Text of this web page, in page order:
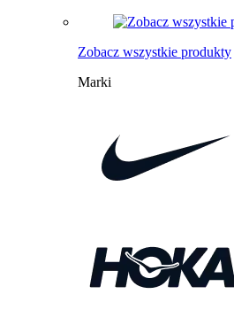
Zobacz wszystkie produkty
Marki